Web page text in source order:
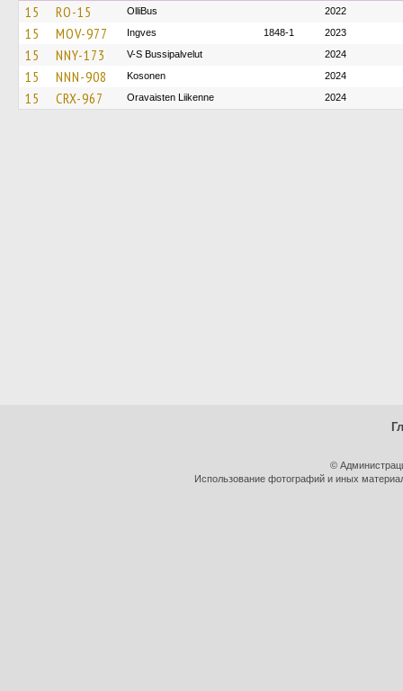
15 RO-15 OlliBus 2022
15 MOV-977 Ingves 1848-1 2023
15 NNY-173 V-S Bussipalvelut 2024
15 NNN-908 Kosonen 2024
15 CRX-967 Oravaisten Liikenne 2024
©
Использование фотографий и иных